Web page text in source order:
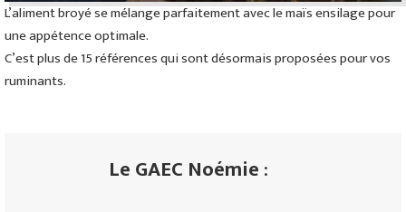
L’aliment broyé se mélange parfaitement avec le maïs ensilage pour
une appétence optimale.
C’est plus de 15 références qui sont désormais proposées pour vos
ruminants.
Le GAEC Noémie: